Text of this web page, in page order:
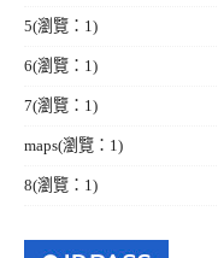
5(瀏覽：1)
6(瀏覽：1)
7(瀏覽：1)
maps(瀏覽：1)
8(瀏覽：1)